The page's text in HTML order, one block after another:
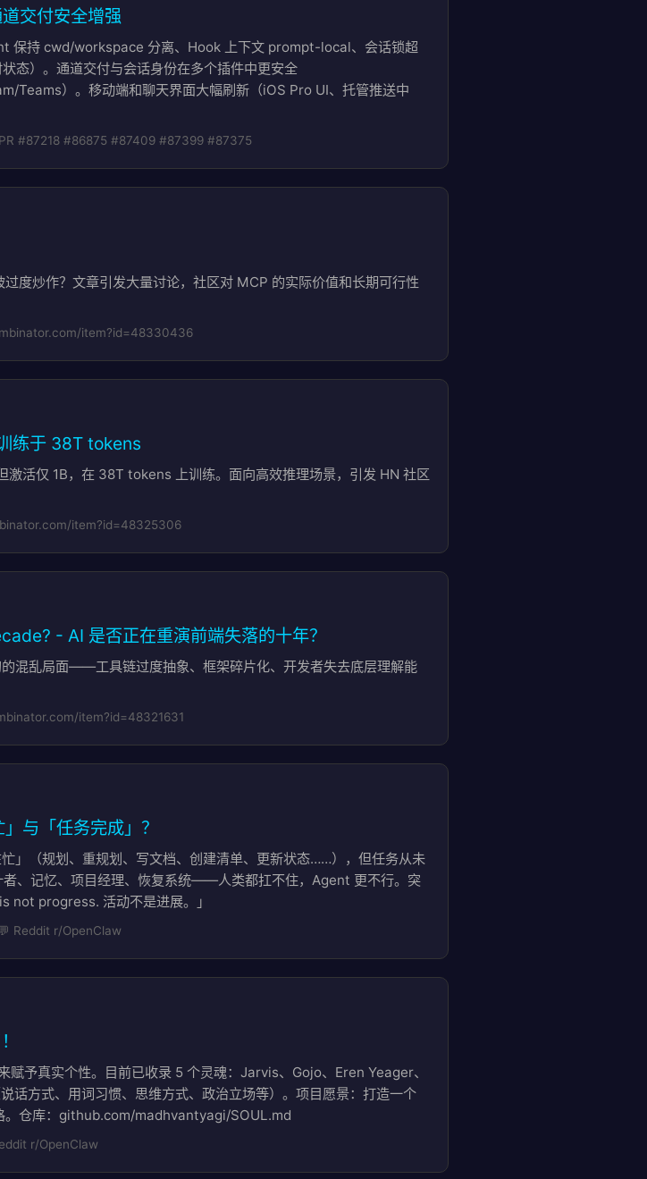
交付安全增强
保持 cwd/workspace 分离、Hook 上下文 prompt-local、会话锁超
态）。通道交付与会话身份在多个插件中更安全
）。移动端和聊天界面大幅刷新（iOS Pro UI、托管推送中
#87218 #86875 #87409 #87399 #87375
炒作？文章引发大量讨论，社区对 MCP 的实际价值和长期可行性
item?id=48330436
练于 38T tokens
活仅 1B，在 38T tokens 上训练。面向高效推理场景，引发 HN 社区
item?id=48325306
- AI 是否正在重演前端失落的十年？
混乱局面——工具链过度抽象、框架碎片化、开发者失去底层理解能
item?id=48321631
与「任务完成」？
」（规划、重规划、写文档、创建清单、更新状态……），但任务从未
、记忆、项目经理、恢复系统——人类都扛不住，Agent 更不行。突
not progress. 活动不是进展。」
💬 Reddit r/OpenClaw
予真实个性。目前已收录 5 个灵魂：Jarvis、Gojo、Eren Yeager、
方式、用词习惯、思维方式、政治立场等）。项目愿景：打造一个
。仓库：github.com/madhvantyagi/SOUL.md
r/OpenClaw